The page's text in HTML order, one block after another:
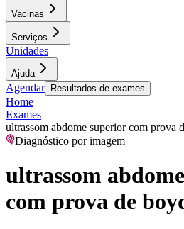
Vacinas
Serviços
Unidades
Ajuda
Agendar Resultados de exames
Home
Exames
ultrassom abdome superior com prova
Diagnóstico por imagem
ultrassom
com prova de